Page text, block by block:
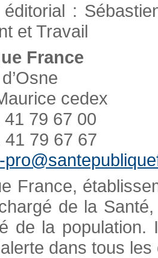
éditorial :
et Travail
France
cedex
79 67 00
79 67 67
France,
de la
de la
dans tous